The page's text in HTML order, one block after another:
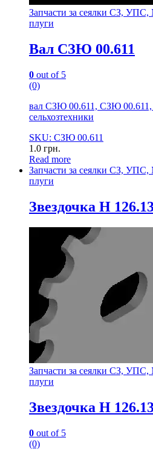
Запчасти за сеялки СЗ, УПС,
плуги
Вал СЗЮ 00.611
0 out of 5
(0)
вал СЗЮ 00.611, СЗЮ 00.611,
сельхозтехники
SKU: СЗЮ 00.611
1.0 грн.
Read more
Запчасти за сеялки СЗ, УПС,
плуги
Звездочка Н
Запчасти за сеялки СЗ, УПС,
плуги
Звездочка Н
0 out of 5
(0)